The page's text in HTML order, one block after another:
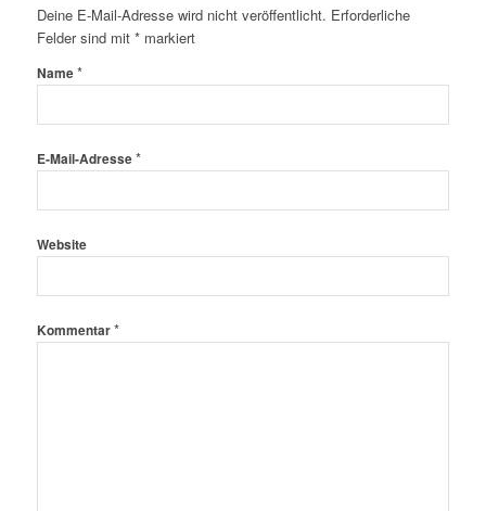
Deine E-Mail-Adresse wird nicht veröffentlicht. Erforderliche
Felder sind mit *markiert
Name*
E-Mail-Adresse*
Website
Kommentar*